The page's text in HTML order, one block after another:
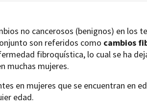
no cancerosos (benignos) en los
son referidos como cambios
fibroquística, lo cual se ha
muchas mujeres.
en mujeres que se encuentran en
edad.